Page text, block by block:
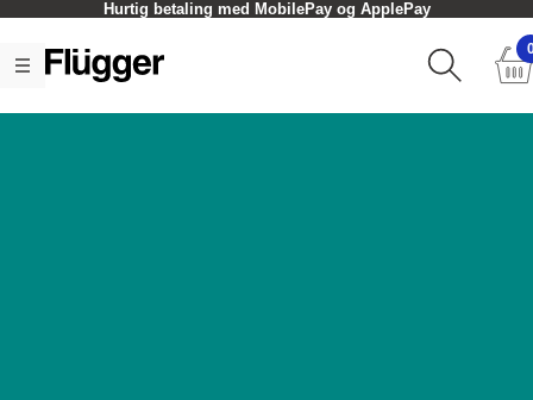
Hurtig betaling med MobilePay og ApplePay